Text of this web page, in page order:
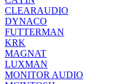
CLEARAUDIO
DYNACO
FUTTERMAN
KRK
MAGNAT
LUXMAN
MONITOR AUDIO